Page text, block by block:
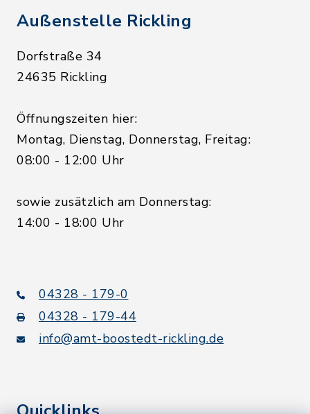
Außenstelle Rickling
Dorfstraße 34
24635 Rickling
Öffnungszeiten hier:
Montag, Dienstag, Donnerstag, Freitag:
08:00 - 12:00 Uhr
sowie zusätzlich am Donnerstag:
14:00 - 18:00 Uhr
04328 - 179-0
04328 - 179-44
info@amt-boostedt-rickling.de